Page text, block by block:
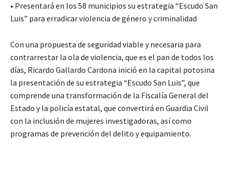
• Presentará en los 58 municipios su estrategia “Escudo San
Luis” para erradicar violencia de género y criminalidad
Con una propuesta de seguridad viable y necesaria para
contrarrestar la ola de violencia, que es el pan de todos los
días, Ricardo Gallardo Cardona inició en la capital potosina
la presentación de su estrategia “Escudo San Luis”, que
comprende una transformación de la Fiscalía General del
Estado y la policía estatal, que convertirá en Guardia Civil
con la inclusión de mujeres investigadoras, así como
programas de prevención del delito y equipamiento.